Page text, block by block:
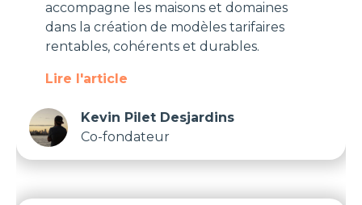
accompagne les maisons et domaines
dans la création de modèles tarifaires
rentables, cohérents et durables.
Lire l'article
Kevin Pilet Desjardins
Co-fondateur